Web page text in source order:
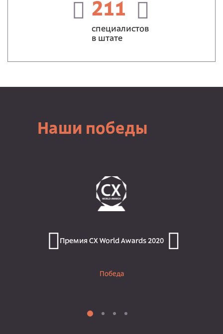
211
специалистов
в штате
Наши победы
Премия CX World Awards 2020
Победа